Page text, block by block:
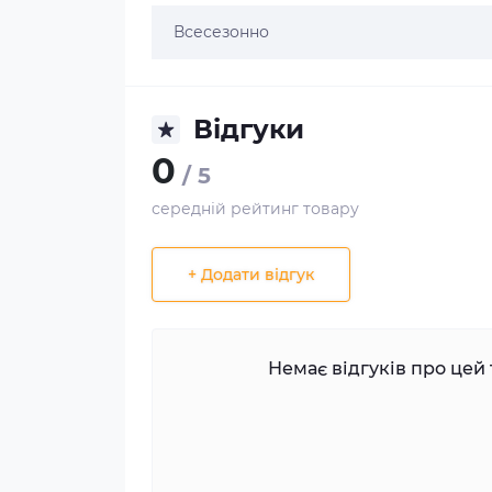
Всесезонно
Відгуки
0 / 5
середній рейтинг товару
+ Додати відгук
Немає відгуків про